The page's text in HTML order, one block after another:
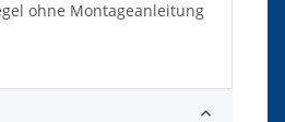
ohne Montageanleitung